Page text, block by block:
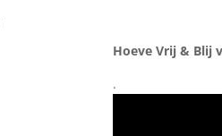
Hoeve Vrij & Blij
.